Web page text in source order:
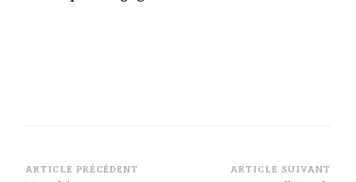
Navigation
ARTICLE PRÉCÉDENT ARTICLE SUIVANT